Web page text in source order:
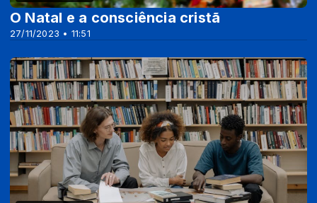
27/11/2023 • 11:51
O Natal e a consciência cristã